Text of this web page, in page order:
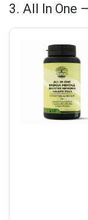
3. All In One